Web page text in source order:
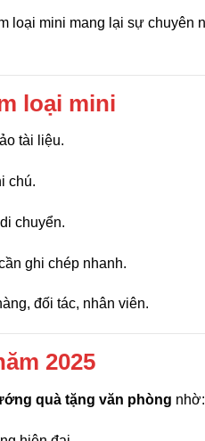
loại mini mang lại sự chuyên
loại mini
tài liệu.
chú.
chuyển.
ghi chép nhanh.
đối tác, nhân viên.
2025
quà tặng văn phòng nhờ: